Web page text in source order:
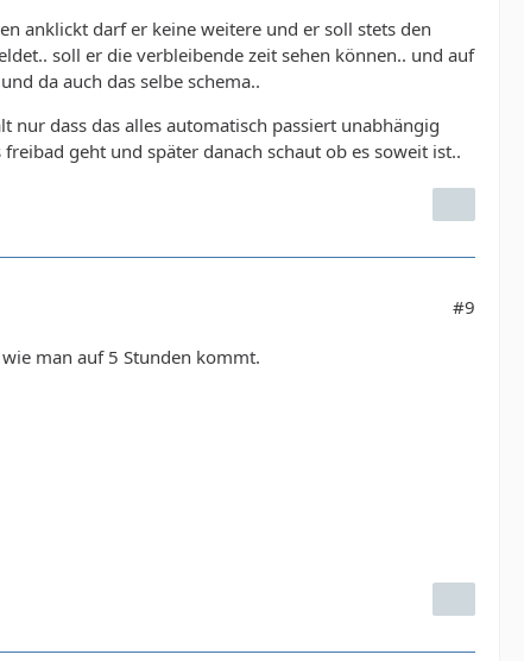
anklickt darf er keine weitere und er soll stets den
soll er die verbleibende zeit sehen können.. und auf
da auch das selbe schema..
dass das alles automatisch passiert unabhängig
geht und später danach schaut ob es soweit ist..
#9
man auf 5 Stunden kommt.